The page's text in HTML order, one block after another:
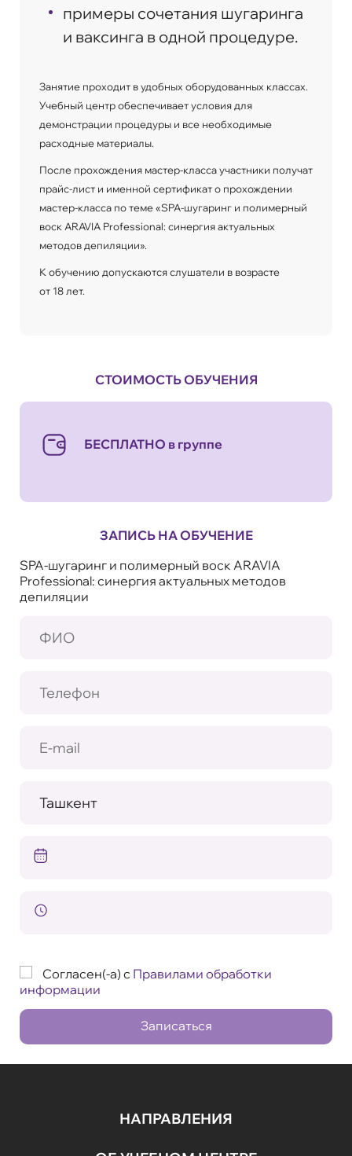
примеры сочетания шугаринга
и ваксинга в одной процедуре.
Занятие проходит в удобных оборудованных классах.
Учебный центр обеспечивает условия для
демонстрации процедуры и все необходимые
расходные материалы.
После прохождения мастер-класса участники получат
прайс-лист и именной сертификат о прохождении
мастер-класса по теме «SPA-шугаринг и полимерный
воск ARAVIA Professional: синергия актуальных
методов депиляции».
К обучению допускаются слушатели в возрасте
от 18 лет.
СТОИМОСТЬ ОБУЧЕНИЯ
БЕСПЛАТНО в группе
ЗАПИСЬ НА ОБУЧЕНИЕ
SPA-шугаринг и полимерный воск ARAVIA
Professional: синергия актуальных методов
депиляции
Согласен(-а) с Правилами обработки
информации
Записаться
НАПРАВЛЕНИЯ